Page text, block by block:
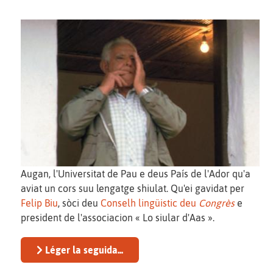
Augan, l'Universitat de Pau e deus País de l'Ador qu'a
aviat un cors suu lengatge shiulat. Qu'ei gavidat per
Felip Biu , sòci deu Conselh lingüistic deu Congrèse
president de l'associacion « Lo siular d'Aas ».
Léger la seguida...